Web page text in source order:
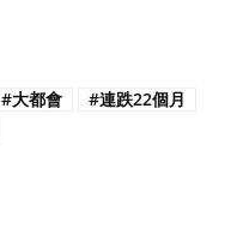
#大都會
#連跌22個月